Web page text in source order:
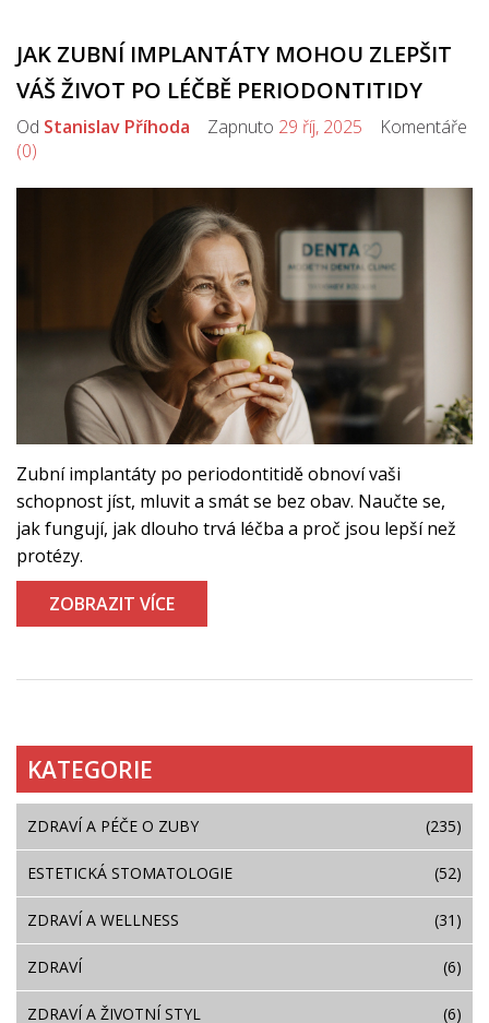
JAK ZUBNÍ IMPLANTÁTY MOHOU ZLEPŠIT
VÁŠ ŽIVOT PO LÉČBĚ PERIODONTITIDY
Od Stanislav Příhoda Zapnuto 29 říj, 2025 Komentáře
(0)
Zubní implantáty po periodontitidě obnoví vaši
schopnost jíst, mluvit a smát se bez obav. Naučte se,
jak fungují, jak dlouho trvá léčba a proč jsou lepší než
protézy.
ZOBRAZIT VÍCE
KATEGORIE
ZDRAVÍ A PÉČE O ZUBY (235)
ESTETICKÁ STOMATOLOGIE (52)
ZDRAVÍ A WELLNESS (31)
ZDRAVÍ (6)
ZDRAVÍ A ŽIVOTNÍ STYL (6)